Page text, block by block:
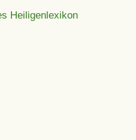
Heiligenlexikon